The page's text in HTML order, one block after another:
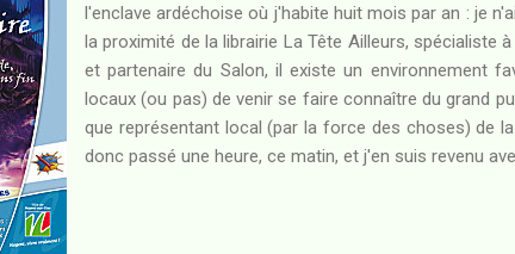
l'enclave ardéchoise où j'habite huit mois par an : je
la proximité de la librairie La Tête Ailleurs, spécialiste
et partenaire du Salon, il existe un environnement
locaux (ou pas) de venir se faire connaître du grand
que représentant local (par la force des choses) de
donc passé une heure, ce matin, et j'en suis revenu